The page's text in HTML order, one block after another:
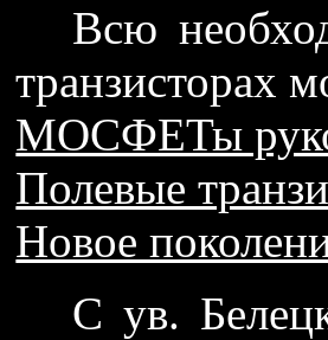
Всю
транзисторах
МОСФЕТы
Полевые
Новое
С ув.